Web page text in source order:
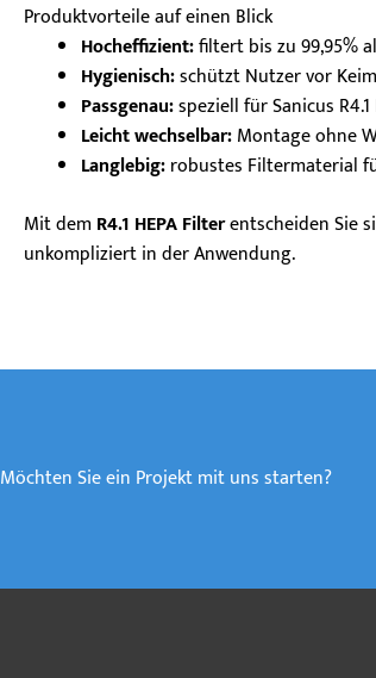
Produktvorteile auf einen Blick
Hocheffizient:filtert bis zu 99,95%
Hygienisch:schützt Nutzer vor
Passgenau:speziell für Sanicus
Leicht wechselbar:Montage ohne
Langlebig:robustes Filtermaterial
Mit demR4.1 HEPA Filterentscheiden Sie
unkompliziert in der Anwendung.
Möchten Sie ein Projekt mit uns starten?